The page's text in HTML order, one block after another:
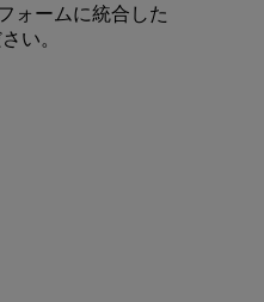
ォームに統合した
い。